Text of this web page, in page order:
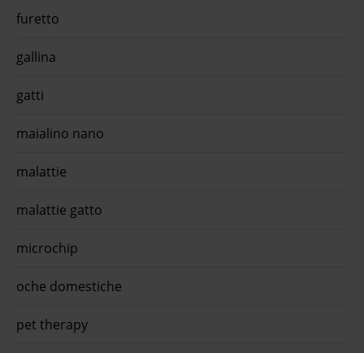
furetto
gallina
gatti
maialino nano
malattie
malattie gatto
microchip
oche domestiche
pet therapy